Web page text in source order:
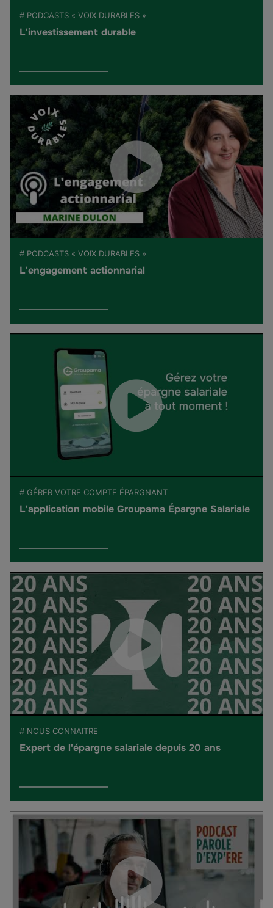
# PODCASTS « VOIX DURABLES »
L'investissement durable
# PODCASTS « VOIX DURABLES »
L'engagement actionnarial
# GÉRER VOTRE COMPTE ÉPARGNANT
L'application mobile Groupama Épargne Salariale
# NOUS CONNAITRE
Expert de l'épargne salariale depuis 20 ans